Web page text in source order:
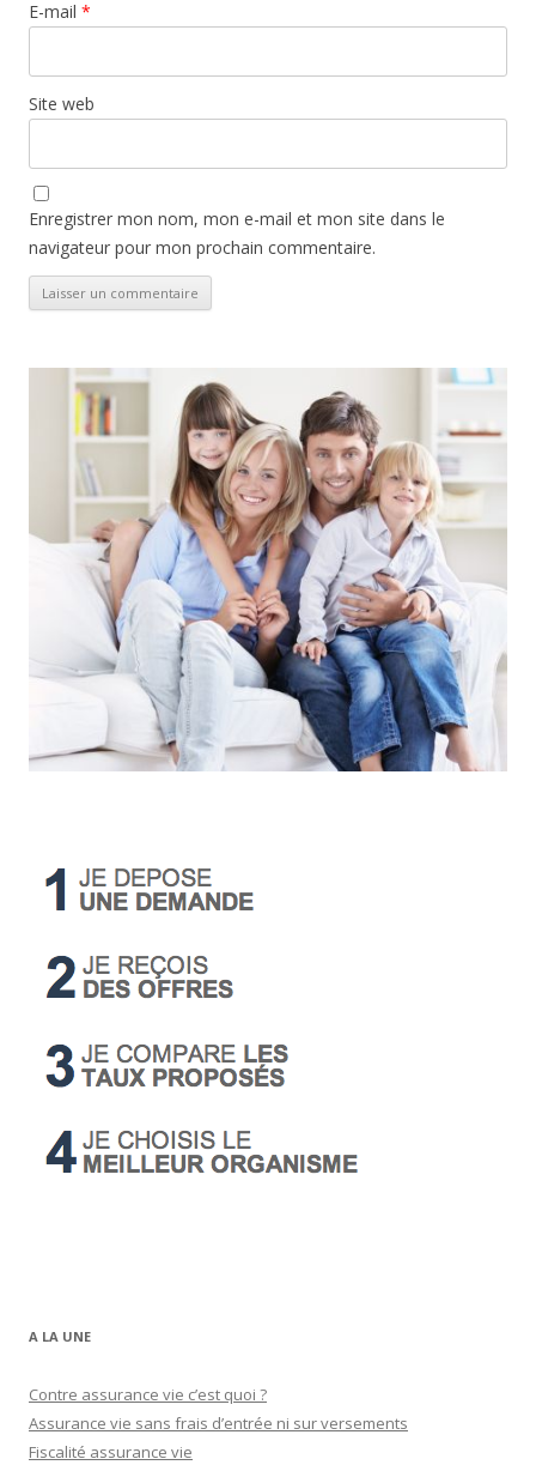
E-mail *
Site web
Enregistrer mon nom, mon e-mail et mon site dans le
navigateur pour mon prochain commentaire.
A LA UNE
Contre assurance vie c’est quoi ?
Assurance vie sans frais d’entrée ni sur versements
Fiscalité assurance vie